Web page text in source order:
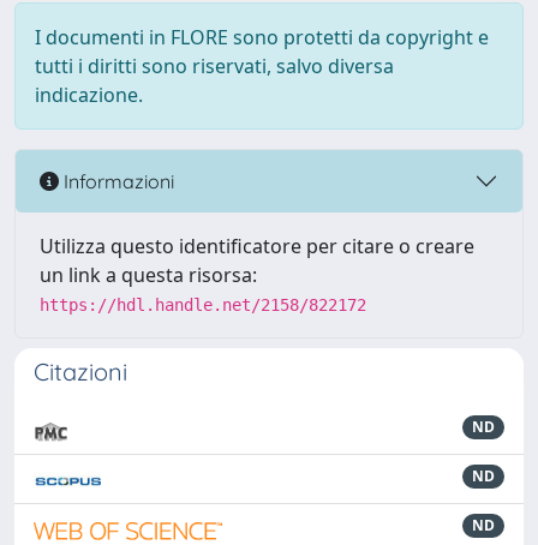
I documenti in FLORE sono protetti da copyright e
tutti i diritti sono riservati, salvo diversa
indicazione.
Informazioni
Utilizza questo identificatore per citare o creare
un link a questa risorsa:
https://hdl.handle.net/2158/822172
Citazioni
ND
ND
ND